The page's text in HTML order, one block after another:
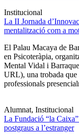
Institucional
La II Jornada
mentalització com a
El Palau Macaya de
en Psicoteràpia,
Mental Vidal i
URL), una trobada que
professionals
Alumnat, Institucional
La Fundació “la
postgraus a l’estranger